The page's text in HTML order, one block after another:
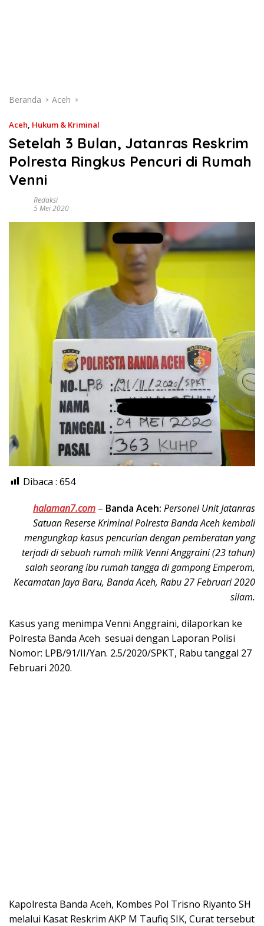
Beranda Aceh
Aceh, Hukum & Kriminal
Setelah 3 Bulan, Jatanras Reskrim
Polresta Ringkus Pencuri di Rumah
Venni
Redaksi
5 Mei 2020
Dibaca : 654
halaman7.com – Banda Aceh: Personel Unit Jatanras
Satuan Reserse Kriminal Polresta Banda Aceh kembali
mengungkap kasus pencurian dengan pemberatan yang
terjadi di sebuah rumah milik Venni Anggraini (23 tahun)
salah seorang ibu rumah tangga di gampong Emperom,
Kecamatan Jaya Baru, Banda Aceh, Rabu 27 Februari 2020
silam.
Kasus yang menimpa Venni Anggraini, dilaporkan ke
Polresta Banda Aceh sesuai dengan Laporan Polisi
Nomor: LPB/91/II/Yan. 2.5/2020/SPKT, Rabu tanggal 27
Februari 2020.
Kapolresta Banda Aceh, Kombes Pol Trisno Riyanto SH
melalui Kasat Reskrim AKP M Taufiq SIK, Curat tersebut